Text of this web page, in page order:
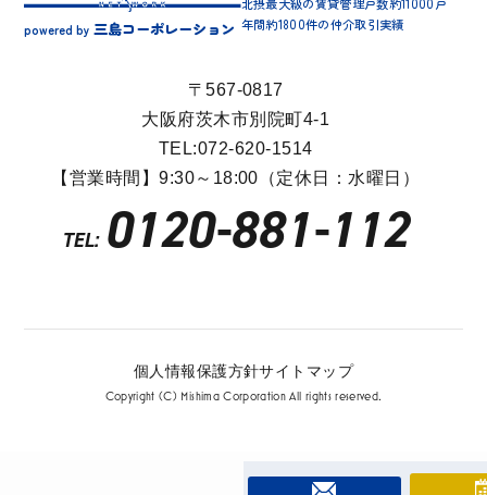
powered by 三島コーポレーション
北摂最大級の賃貸管理戸数約11000戸
年間約1800件の仲介取引実績
〒567-0817
大阪府茨木市別院町4-1
TEL:072-620-1514
【営業時間】9:30～18:00（定休日：水曜日）
TEL: 0120-881-112
Copyright (C) Mishima Corporation All rights reserved.
個人情報保護方針サイトマップ